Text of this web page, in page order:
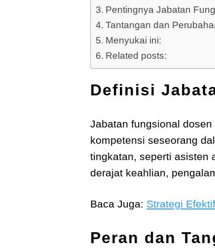
Pentingnya Jabatan
Tantangan dan
Menyukai ini:
Related posts:
Definisi
Jabatan fungsional
kompetensi seseorang
tingkatan, seperti asisten
derajat keahlian,
Baca Juga: Strategi
Peran dan